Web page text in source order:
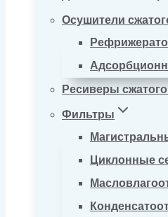
Осушители
Ресиверы
Фильтры
Циклонные